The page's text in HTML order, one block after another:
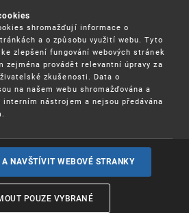
poplatkům
shromažďují informace o
a o způsobu využití webu. Tyto
zlepšení fungování webových stránek
zejména provádět relevantní úpravy za
zkušenosti. Data o
na našem webu shromažďována a
interním nástrojem a nejsou předávána
NAVŠTÍVIT WEBOVÉ STRANKY
POUZE VYBRANÉ